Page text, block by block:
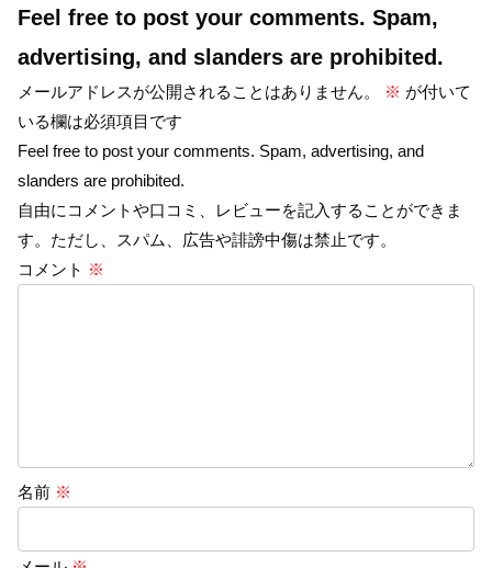
Feel free to post your comments. Spam,
advertising, and slanders are prohibited.
メールアドレスが公開されることはありません。 ※ が付いて
いる欄は必須項目です
Feel free to post your comments. Spam, advertising, and
slanders are prohibited.
自由にコメントや口コミ、レビューを記入することができま
す。ただし、スパム、広告や誹謗中傷は禁止です。
コメント ※
名前 ※